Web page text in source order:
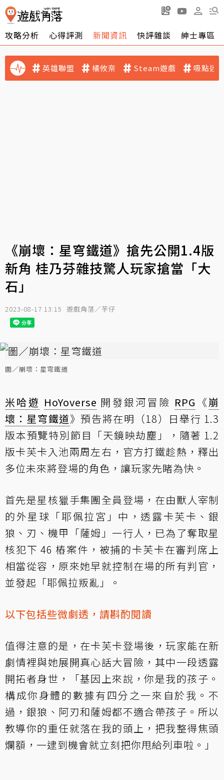
攻略分析 心得評測 新聞資訊 快評雜談 紳士專區
英雄聯盟 橘攸奈 Steam遊戲 吸點迷
《崩壞：星穹鐵道》搶先公開1.4版
新角 桂乃芬雜技驚人玩家搶當「大
石」
2023-08-17 13:15 遊戲角落／芋仔
圖／崩壞：星穹鐵道
米哈遊 HoYoverse 開發銀河冒險 RPG 《崩
壞：星穹鐵道》預告將在明（18）日舉行 1.3
版本預覽特別節目「天鏡映劫塵」，隨著 1.2
版卡芙卡入池兩周左右，官方打鐵趁熱，釋出
多位未來將登場的角色，讓玩家先睹為快。
首先是星核獵手集團全員登場，在由獸人宰制
的外星球「耶佩拉宮」中，透露卡芙卡、銀
狼、刃、機甲「薩姆」一行人，已為了奪取星
核犯下 46 樁案件，被捕的卡芙卡在審判席上
相當從容，原來她早就控制在場的所有判官，
並發起「耶佩拉叛亂」。
以下包括些微劇透，請斟酌閱讀
值得注意的是，在卡芙卡登場後，玩家能在新
劇情裡與她展開真心話大冒險，其中一段透露
開拓者身世，「基因上來說，你是我的孩子。
構成你身體的數據有四分之一來自於我。不
過，銀狼、阿刃和薩姆都不適合帶孩子。所以
教導你的重任就落在我的頭上，把我整得焦頭
爛額，一逮到機會就立刻把你甩給列車啦。」